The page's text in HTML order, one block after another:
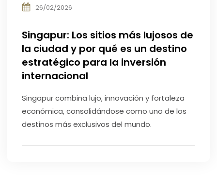
26/02/2026
Singapur: Los sitios más lujosos de
la ciudad y por qué es un destino
estratégico para la inversión
internacional
Singapur combina lujo, innovación y fortaleza
económica, consolidándose como uno de los
destinos más exclusivos del mundo.